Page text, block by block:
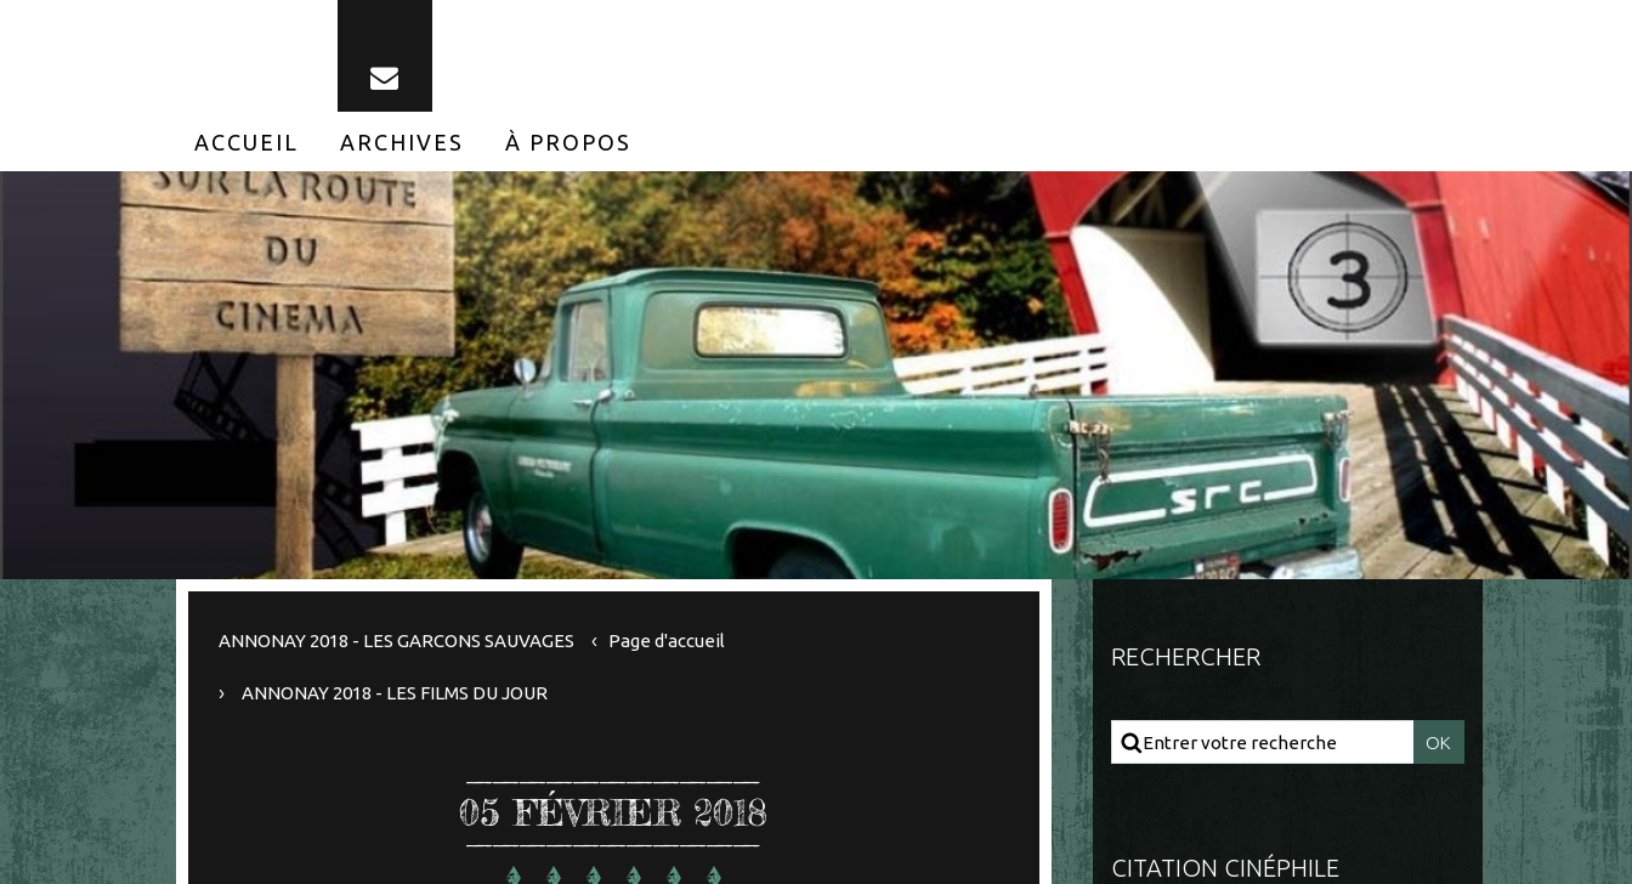
ACCUEIL ARCHIVES À PROPOS
ANNONAY 2018 - LES GARCONS SAUVAGES Page d'accueil
ANNONAY 2018 - LES FILMS DU JOUR
05 FÉVRIER 2018
RECHERCHER
CITATION CINÉPHILE